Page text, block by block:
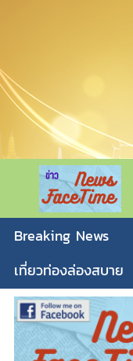
Breaking News
เที่ยวท่องล่องสบาย